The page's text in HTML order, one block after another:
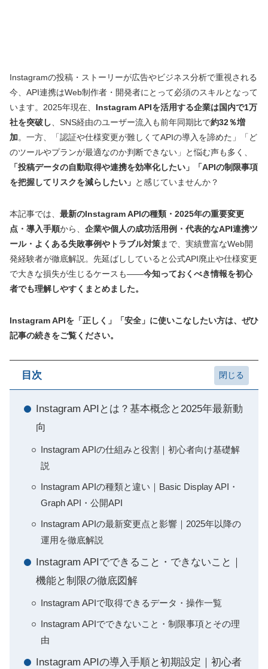
Instagramの投稿・ストーリーが広告やビジネス分析で重視される
今、API連携はWeb制作者・開発者にとって必須のスキルとなって
います。2025年現在、 Instagram APIを活用する企業は国内で1万
社を突破し 、SNS経由のユーザー流入も前年同期比で約32％増
加。一方、「認証や仕様変更が難しくてAPIの導入を諦めた」「ど
のツールやプランが最適なのか判断できない」と悩む声も多く、
「投稿データの自動取得や連携を効率化したい」「APIの制限事項
を把握してリスクを減らしたい」 と感じていませんか？
本記事では、 最新のInstagram APIの種類・2025年の重要変更
点・導入手順から、 企業や個人の成功活用例・代表的なAPI連携ツ
ール・よくある失敗事例やトラブル対策まで、実績豊富なWeb開
発経験者が徹底解説。先延ばししていると公式API廃止や仕様変更
で大きな損失が生じるケースも――今知っておくべき情報を初心
者でも理解しやすくまとめました。
Instagram APIを「正しく」「安全」に使いこなしたい方は、ぜひ
記事の続きをご覧ください。
目次
Instagram APIとは？基本概念と2025年最新動
向
Instagram APIの仕組みと役割｜初心者向け基礎解
説
Instagram APIの種類と違い｜Basic Display API・
Graph API・公開API
Instagram APIの最新変更点と影響｜2025年以降の
運用を徹底解説
Instagram APIでできること・できないこと｜
機能と制限の徹底図解
Instagram APIで取得できるデータ・操作一覧
Instagram APIでできないこと・制限事項とその理
由
Instagram APIの導入手順と初期設定｜初心者